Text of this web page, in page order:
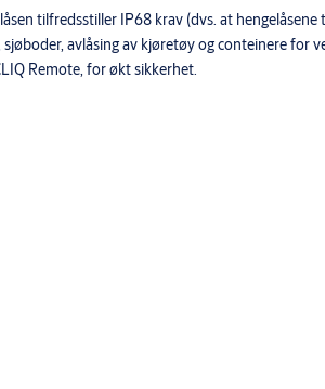
tilfredsstiller IP68 krav (dvs. at
avlåsing av kjøretøy og conteinere for
Remote, for økt sikkerhet.